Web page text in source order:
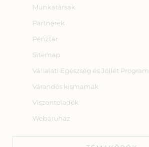
Munkatársak
Partnerek
Pénztár
Sitemap
Vállalati Egészség és Jóllét Program
Várandós kismamák
Viszonteladók
Webáruház